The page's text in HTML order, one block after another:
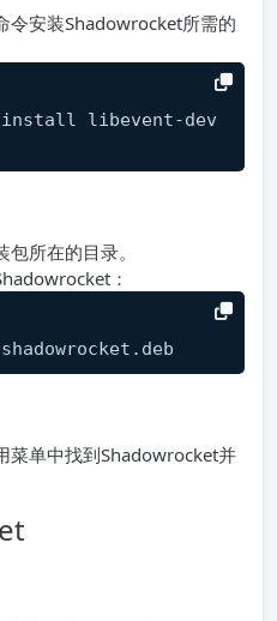
令安装Shadowrocket所需的
install libevent-dev
所在的目录。
：
shadowrocket .deb
菜单中找到Shadowrocket并